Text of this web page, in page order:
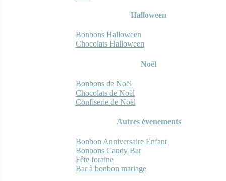
Halloween
Bonbons Halloween
Chocolats Halloween
Noël
Bonbons de Noël
Chocolats de Noël
Confiserie de Noël
Autres évenements
Bonbon Anniversaire Enfant
Bonbons Candy Bar
Fête foraine
Bar à bonbon mariage